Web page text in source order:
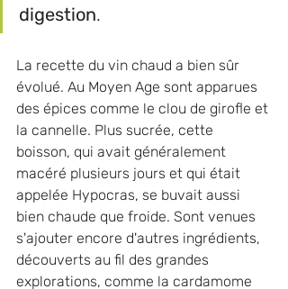
digestion.
La recette du vin chaud a bien sûr
évolué. Au Moyen Age sont apparues
des épices comme le clou de girofle et
la cannelle. Plus sucrée, cette
boisson, qui avait généralement
macéré plusieurs jours et qui était
appelée Hypocras, se buvait aussi
bien chaude que froide. Sont venues
s'ajouter encore d'autres ingrédients,
découverts au fil des grandes
explorations, comme la cardamome